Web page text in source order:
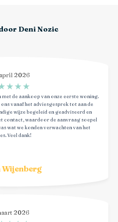
Deni Nozic
2026
★ ★ ★
de aankoop van onze eerste woning.
vanaf het adviesgesprek tot aan de
wijze begeleid en geadviseerd en
contact, waardoor de aanvraag soepel
wat we konden verwachten van het
Veel dank!
Wijenberg
2026